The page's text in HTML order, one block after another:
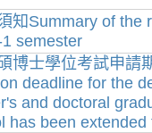
知Summary of the
semester
博士學位考試申請
deadline for the
and doctoral
has been